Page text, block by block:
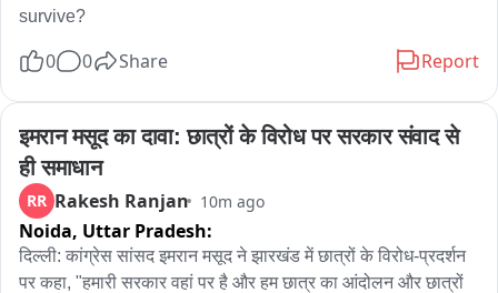
survive?
0 0 Share Report
इमरान मसूद का दावा: छात्रों के विरोध पर सरकार संवाद से
ही समाधान
RR Rakesh Ranjan 10m ago
Noida, Uttar Pradesh:
दिल्ली: कांग्रेस सांसद इमरान मसूद ने झारखंड में छात्रों के विरोध-प्रदर्शन
पर कहा, "हमारी सरकार वहां पर है और हम छात्र का आंदोलन और छात्रों